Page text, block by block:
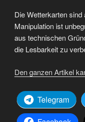
Die Wetterkarten
Manipulation ist
aus technischen
die Lesbarkeit zu
Den ganzen Artikel
Telegram